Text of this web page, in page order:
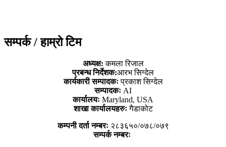
सम्पर्क / हाम्रो टिम
अध्यक्ष:कमला रिजाल
प्रबन्ध निर्देशक:आरभ सिग्देल
कार्यकारी सम्पादकःप्रकाश सिग्देल
सम्पादकः AI
कार्यालयः Maryland, USA
शाखा कार्यालयहरुःगैडाकोट
कम्पनी दर्ता नम्बरः२८३६५०/०७८/०७९
सम्पर्क नम्बरः